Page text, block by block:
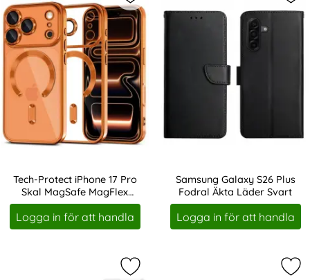
Tech-Protect iPhone 17 Pro
Skal MagSafe MagFlex
Cosmic Orange
Art. nr 245838
Logga in för att handla
Samsung Galaxy S26 Plus
Fodral Äkta Läder Svart
Art. nr 244256
Logga in för att handla
Markera tech-Protect Samsung